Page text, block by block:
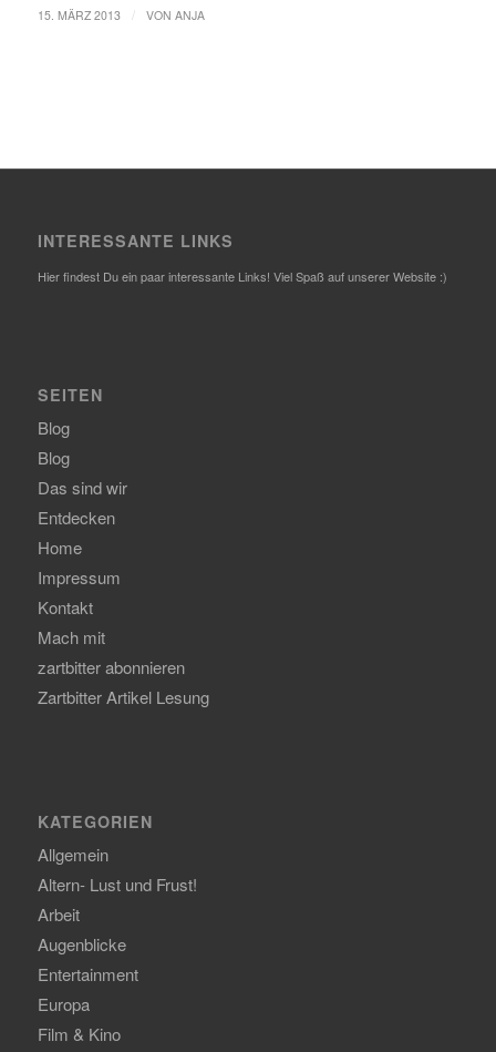
15. MÄRZ 2013 VON ANJA
INTERESSANTE LINKS
Hier findest Du ein paar interessante Links! Viel Spaß auf unserer Website :)
SEITEN
Blog
Blog
Das sind wir
Entdecken
Home
Impressum
Kontakt
Mach mit
zartbitter abonnieren
Zartbitter Artikel Lesung
KATEGORIEN
Allgemein
Altern- Lust und Frust!
Arbeit
Augenblicke
Entertainment
Europa
Film & Kino